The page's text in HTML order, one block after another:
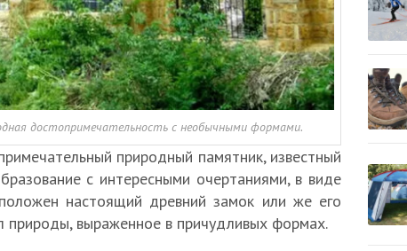
достопримечательность с необычными формами.
природный памятник, известный
с интересными очертаниями, в виде
настоящий древний замок или же его
природы, выраженное в причудливых формах.